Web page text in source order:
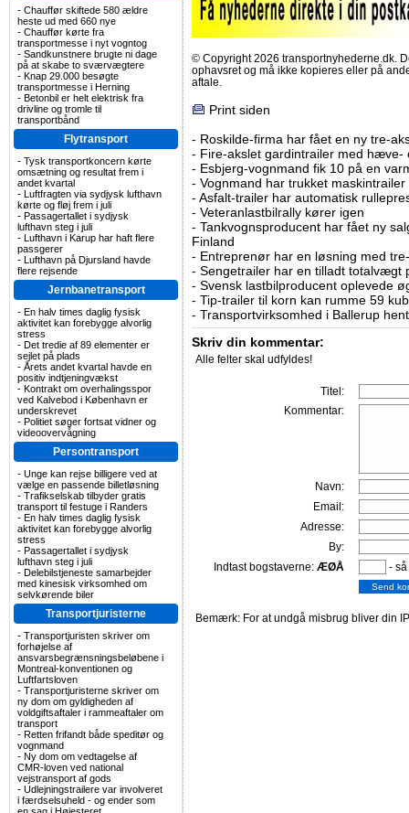
- Chauffør skiftede 580 ældre
heste ud med 660 nye
- Chauffør kørte fra
transportmesse i nyt vogntog
- Sandkunstnere brugte ni dage
på at skabe to sværvægtere
- Knap 29.000 besøgte
transportmesse i Herning
- Betonbil er helt elektrisk fra
drivline og tromle til
transportbånd
Flytransport
- Tysk transportkoncern kørte
omsætning og resultat frem i
andet kvartal
- Luftfragten via sydjysk lufthavn
kørte og fløj frem i juli
- Passagertallet i sydjysk
lufthavn steg i juli
- Lufthavn i Karup har haft flere
passgerer
- Lufthavn på Djursland havde
flere rejsende
Jernbanetransport
- En halv times daglig fysisk
aktivitet kan forebygge alvorlig
stress
- Det tredie af 89 elementer er
sejlet på plads
- Årets andet kvartal havde en
positiv indtjeningvækst
- Kontrakt om overhalingsspor
ved Kalvebod i København er
underskrevet
- Politiet søger fortsat vidner og
videoovervågning
Persontransport
- Unge kan rejse billigere ved at
vælge en passende billetløsning
- Trafikselskab tilbyder gratis
transport til festuge i Randers
- En halv times daglig fysisk
aktivitet kan forebygge alvorlig
stress
- Passagertallet i sydjysk
lufthavn steg i juli
- Delebilstjeneste samarbejder
med kinesisk virksomhed om
selvkørende biler
Transportjuristerne
- Transportjuristen skriver om
forhøjelse af
ansvarsbegrænsningsbeløbene i
Montreal-konventionen og
Luftfartsloven
- Transportjuristerne skriver om
ny dom om gyldigheden af
voldgiftsaftaler i rammeaftaler om
transport
- Retten frifandt både speditør og
vognmand
- Ny dom om vedtagelse af
CMR-loven ved national
vejstransport af gods
- Udlejningstrailere var involveret
i færdselsuheld - og ender som
© Copyright 2026 transportnyhederne.dk.
ophavsret og må ikke kopieres eller på
aftale.
Print siden
- Roskilde-firma har fået en ny tre-
- Fire-akslet gardintrailer med hæve-
- Esbjerg-vognmand fik 10 på en
- Vognmand har trukket
- Asfalt-trailer har automatisk
- Veteranlastbilrally kører igen
- Tankvognsproducent har fået ny
Finland
- Entreprenør har en løsning med
- Sengetrailer har en tilladt totalvægt
- Svensk lastbilproducent oplevede
- Tip-trailer til korn kan rumme 59
- Transportvirksomhed i Ballerup
Skriv din kommentar:
Alle felter skal udfyldes!
Titel:
Kommentar:
Navn:
Email:
Adresse:
By:
Indtast bogstaverne: ÆØÅ -
Bemærk: For at undgå misbrug bliver din